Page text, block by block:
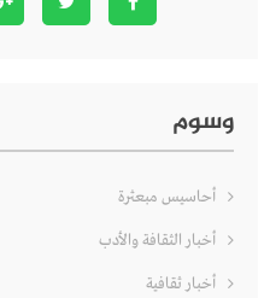
وسوم
أحاسيس مبعثرة
أخبار الثقافة والأدب
أخبار ثقافية